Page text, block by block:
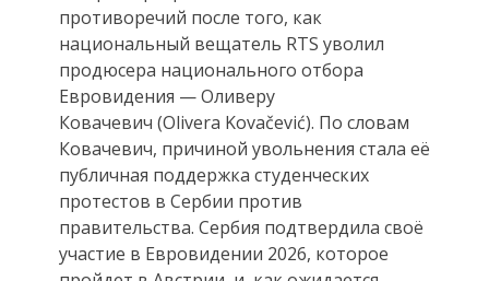
противоречий после того, как
национальный вещатель RTS уволил
продюсера национального отбора
Евровидения — Оливеру
Ковачевич (Olivera Kovačević). По словам
Ковачевич, причиной увольнения стала её
публичная поддержка студенческих
протестов в Сербии против
правительства. Сербия подтвердила своё
участие в Евровидении 2026, которое